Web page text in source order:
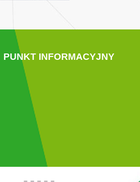
PUNKT INFORMACYJNY